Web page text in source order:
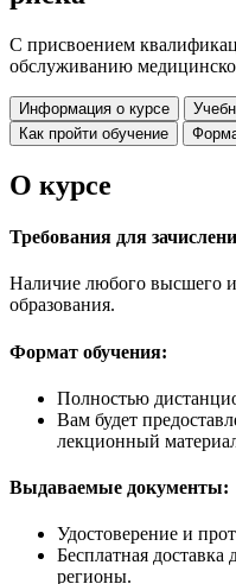
С присвоением
обслуживанию
Информация о курсе
Как пройти обучение
О курсе
Требования для
Наличие любого высшего
образования.
Формат обучения:
Полностью
Вам будет
лекционный
Выдаваемые документы:
Удостоверение и
Бесплатная
регионы.